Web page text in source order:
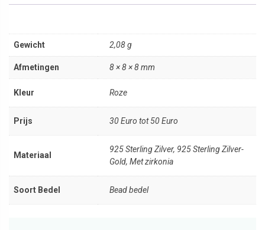
Gewicht 2,08 g
Afmetingen 8 × 8 × 8 mm
Kleur Roze
Prijs 30 Euro tot 50 Euro
Materiaal
925 Sterling Zilver, 925 Sterling Zilver-
Gold, Met zirkonia
Soort Bedel Bead bedel